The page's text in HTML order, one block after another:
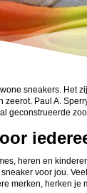
sneakers.
Paul A.
geconstrueerde
heren en
voor jou.
merken, herken